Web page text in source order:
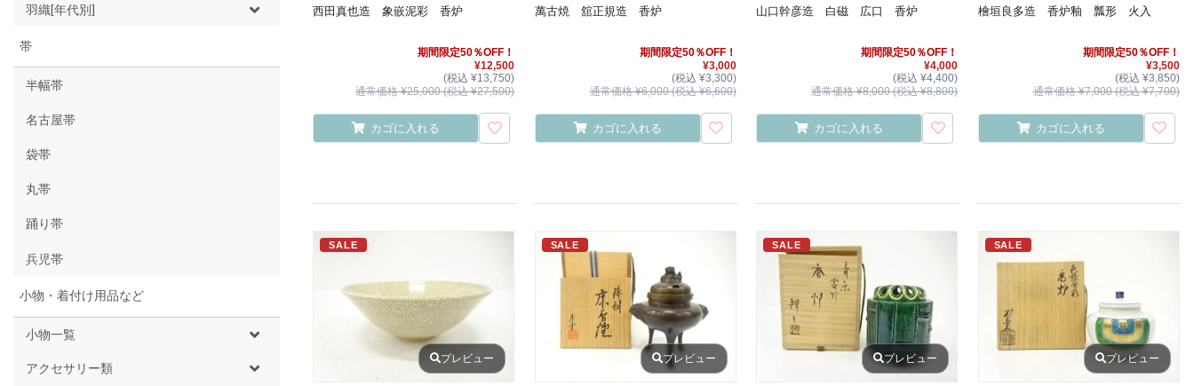
羽織[年代別]
帯
半幅帯
名古屋帯
袋帯
丸帯
踊り帯
兵児帯
小物・着付け用品など
小物一覧
アクセサリー類
西田真也造 象嵌泥彩 香炉
期間限定50％OFF！
¥12,500
(税込 ¥13,750)
通常価格 ¥25,000 (税込 ¥27,500)
カゴに入れる
萬古焼 舘正規造 香炉
期間限定50％OFF！
¥3,000
(税込 ¥3,300)
通常価格 ¥6,000 (税込 ¥6,600)
カゴに入れる
山口幹彦造 白磁 広口 香炉
期間限定50％OFF！
¥4,000
(税込 ¥4,400)
通常価格 ¥8,000 (税込 ¥8,800)
カゴに入れる
檜垣良多造 香炉釉 瓢形 火入
期間限定50％OFF！
¥3,500
(税込 ¥3,850)
通常価格 ¥7,000 (税込 ¥7,700)
カゴに入れる
SALE
プレビュー
SALE
プレビュー
SALE
プレビュー
SALE
プレビュー